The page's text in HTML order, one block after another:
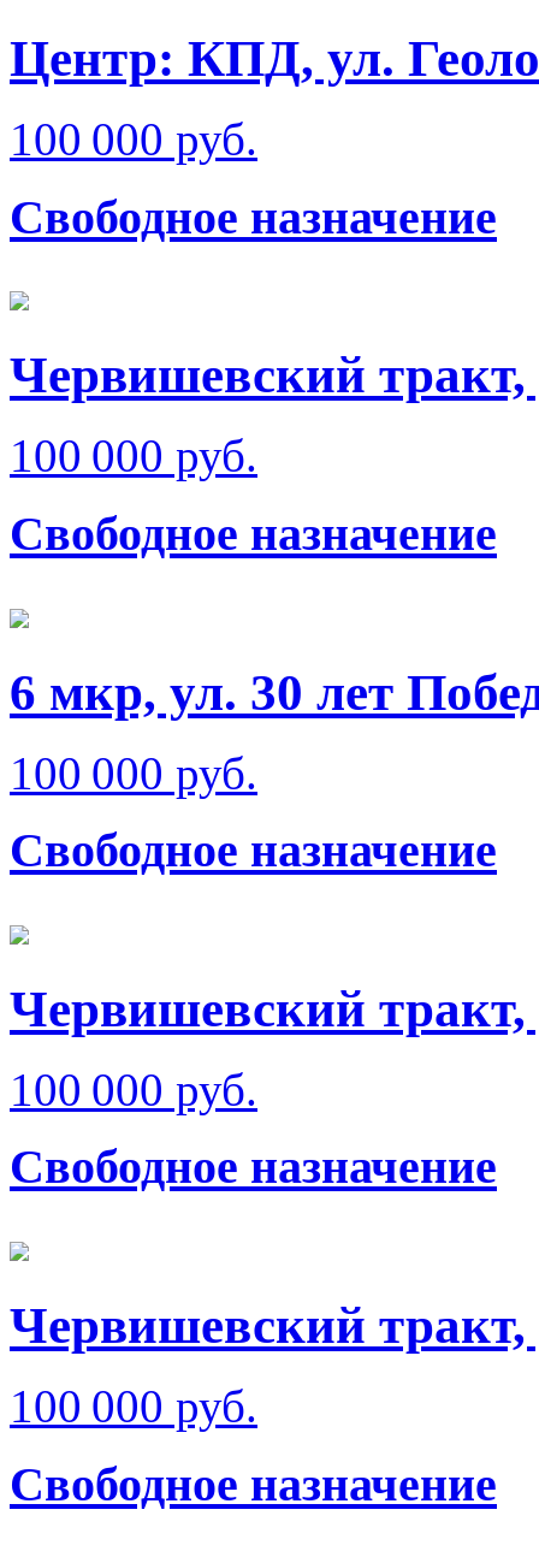
Центр: КПД, ул.
100 000 руб.
Свободное назначение
Червишевский тракт,
100 000 руб.
Свободное назначение
6 мкр, ул. 30 лет
100 000 руб.
Свободное назначение
Червишевский
100 000 руб.
Свободное назначение
Червишевский
100 000 руб.
Свободное назначение